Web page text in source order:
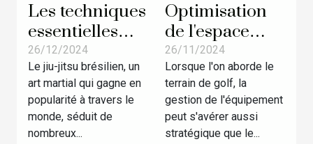
Les techniques
essentielles
pour
débutants en
jiu-jitsu
brésilien
26/12/2024
Le jiu-jitsu brésilien, un
art martial qui gagne en
popularité à travers le
monde, séduit de
nombreux...
Optimisation
de l'espace
dans votre sac
de golf :
conseils et
astuces
26/11/2024
Lorsque l'on aborde le
terrain de golf, la
gestion de l'équipement
peut s'avérer aussi
stratégique que le...